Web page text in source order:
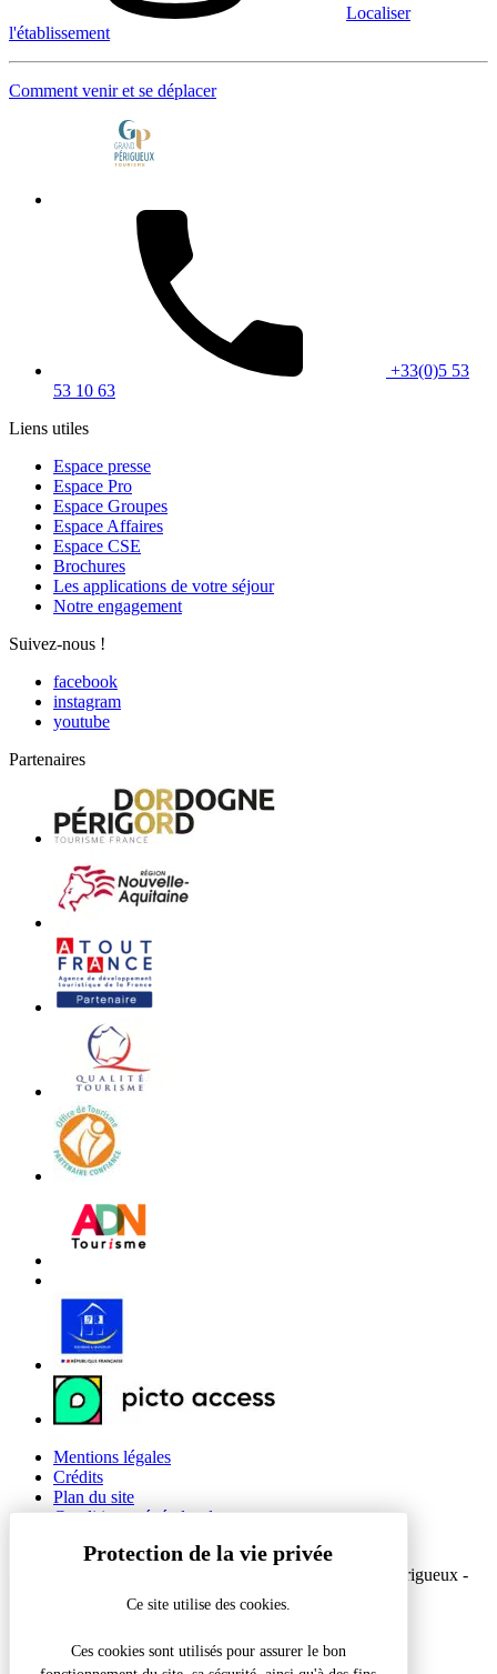
Localiser
l'établissement
Comment venir et se déplacer
+33(0)5 53
53 10 63
Liens utiles
Espace presse
Espace Pro
Espace Groupes
Espace Affaires
Espace CSE
Brochures
Les applications de votre séjour
Notre engagement
Suivez-nous !
facebook
instagram
youtube
Partenaires
Mentions légales
Crédits
Plan du site
Conditions générales de vente
© 2026 Office de Tourisme Intercommunal du Grand Périgueux -
Réalisation Koredge
Ce site utilise des cookies.
Ces cookies sont utilisés pour assurer le bon